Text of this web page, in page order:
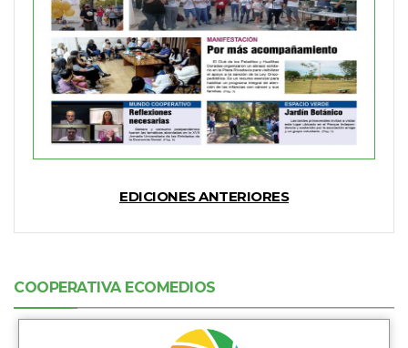
EDICIONES ANTERIORES
COOPERATIVA ECOMEDIOS